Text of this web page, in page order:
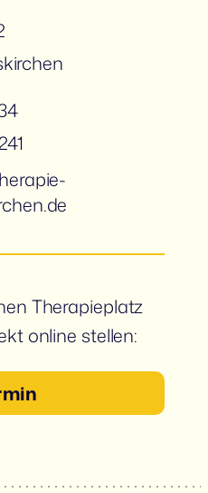
Therapieplatz
online stellen: